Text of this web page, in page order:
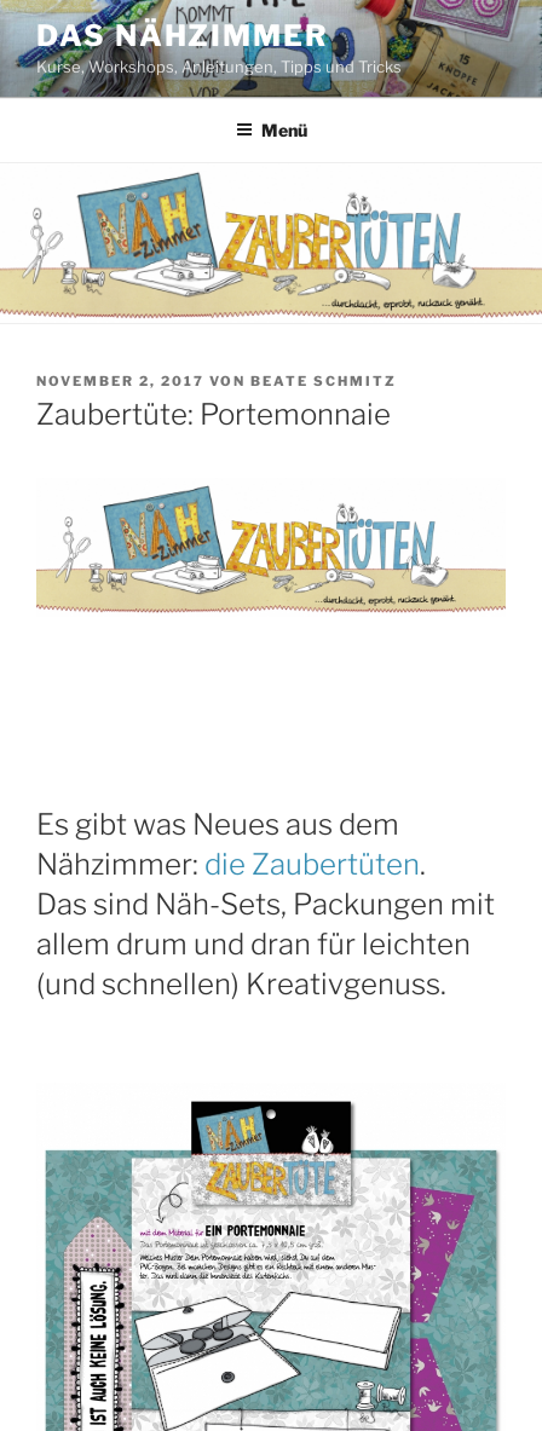
Zum
Inhalt
springen
DAS NÄHZIMMER
Kurse, Workshops, Anleitungen, Tipps und Tricks
Menü
VERÖFFENTLICHT
AM
NOVEMBER 2, 2017 VON BEATE SCHMITZ
Zaubertüte: Portemonnaie
Es gibt was Neues aus dem
Nähzimmer: die Zaubertüten.
Das sind Näh-Sets, Packungen mit
allem drum und dran für leichten
(und schnellen) Kreativgenuss.